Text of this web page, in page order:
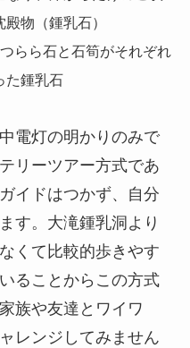
物（鍾乳石）
らら石と石筍がそれぞれ
た鍾乳石
電灯の明かりのみで
リーツアー方式であ
イドはつかず、自分
す。大滝鍾乳洞より
くて比較的歩きやす
ることからこの方式
族や友達とワイワ
レンジしてみません